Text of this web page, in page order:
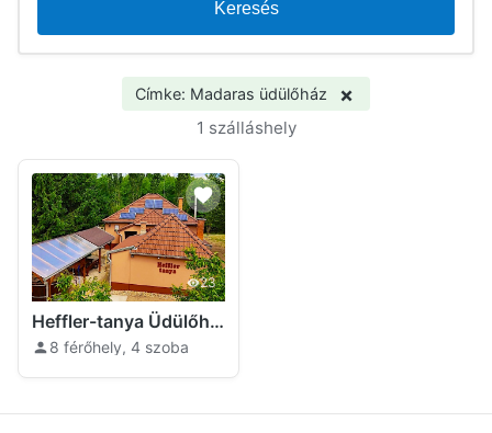
Keresés
Címke: Madaras üdülőház ×
1 szálláshely
23
Heffler-tanya Üdülőház Madaras
8 férőhely, 4 szoba